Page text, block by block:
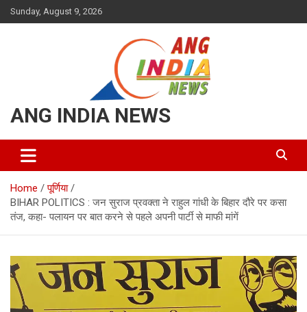
Skip
to
Sunday, August 9, 2026
ANG INDIA NEWS
Home
पूर्णिया
BIHAR POLITICS : जन सुराज प्रवक्ता ने राहुल गांधी के बिहार दौरे पर कसा
तंज, कहा- पलायन पर बात करने से पहले अपनी पार्टी से माफी मांगें